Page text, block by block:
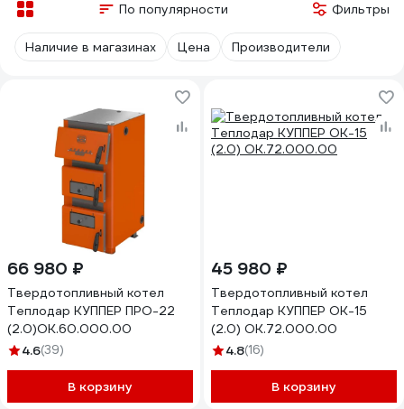
По популярности Фильтры
Наличие в магазинах Цена Производители
66 980 ₽
Твердотопливный котел
Теплодар КУППЕР ПРО-22
(2.0)ОК.60.000.00
4.6(39)
В корзину
45 980 ₽
Твердотопливный котел
Теплодар КУППЕР ОК-15
(2.0) ОК.72.000.00
4.8(16)
В корзину